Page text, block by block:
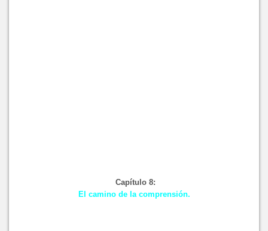
Capítulo 8:
El camino de la comprensión.